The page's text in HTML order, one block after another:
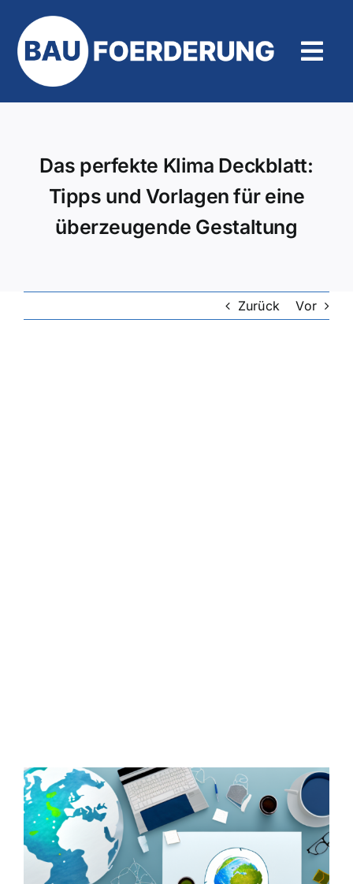
Inhalt
springen
Das perfekte Klima Deckblatt:
Tipps und Vorlagen für eine
überzeugende Gestaltung
Zurück Vor
Zeige
grösseres
Bild